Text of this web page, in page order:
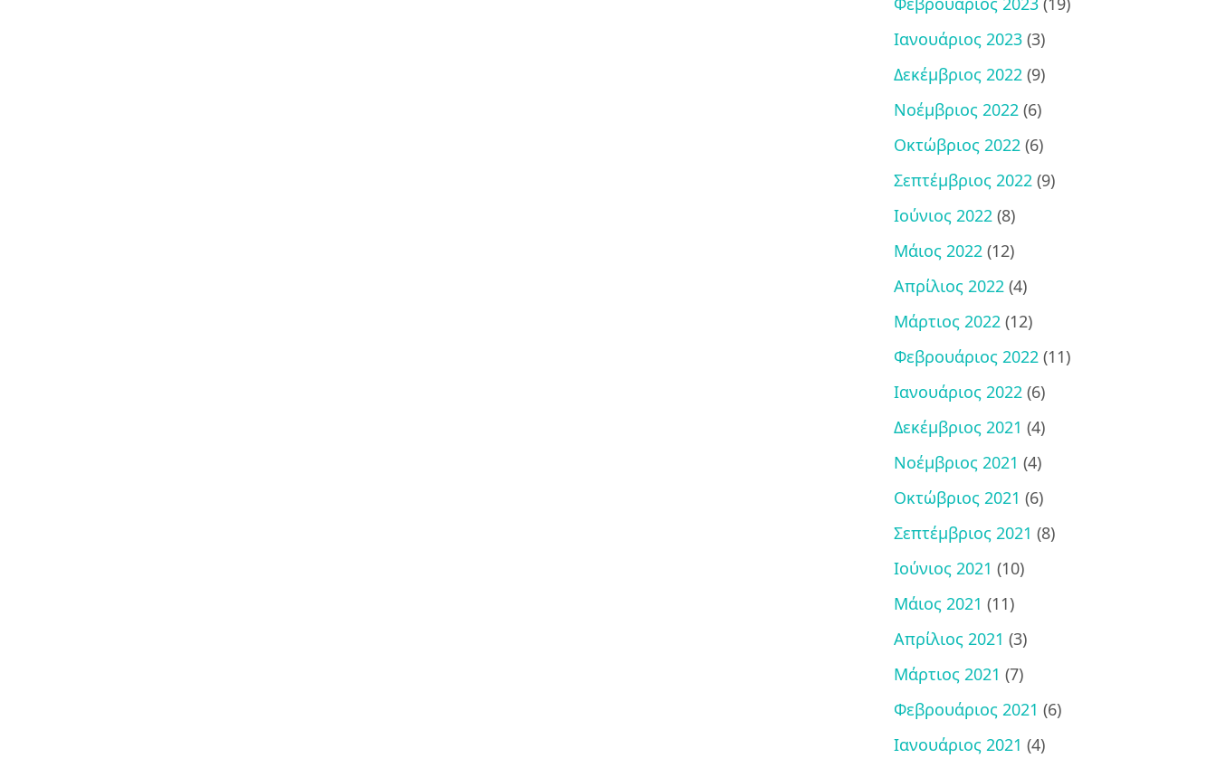
Ιανουάριος 2023 (3)
Δεκέμβριος 2022 (9)
Νοέμβριος 2022 (6)
Οκτώβριος 2022 (6)
Σεπτέμβριος 2022 (9)
Ιούνιος 2022 (8)
Μάιος 2022 (12)
Απρίλιος 2022 (4)
Μάρτιος 2022 (12)
Φεβρουάριος 2022 (11)
Ιανουάριος 2022 (6)
Δεκέμβριος 2021 (4)
Νοέμβριος 2021 (4)
Οκτώβριος 2021 (6)
Σεπτέμβριος 2021 (8)
Ιούνιος 2021 (10)
Μάιος 2021 (11)
Απρίλιος 2021 (3)
Μάρτιος 2021 (7)
Φεβρουάριος 2021 (6)
Ιανουάριος 2021 (4)